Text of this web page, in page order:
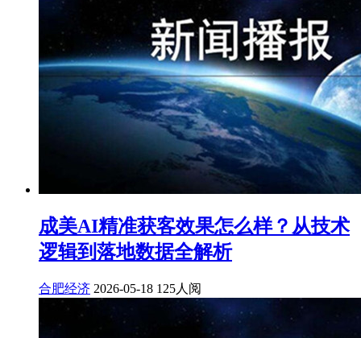
成美AI精准获客效果怎么样？从技术
逻辑到落地数据全解析
合肥经济 2026-05-18 125人阅